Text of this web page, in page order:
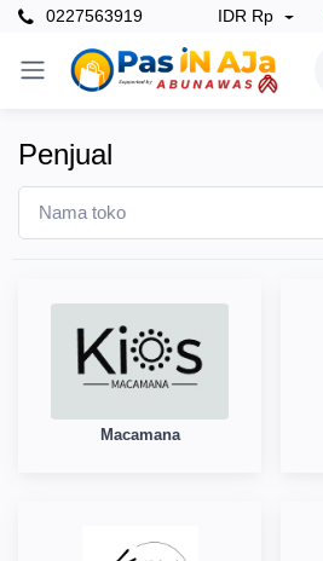
0227563919 IDR Rp
Penjual
Macamana